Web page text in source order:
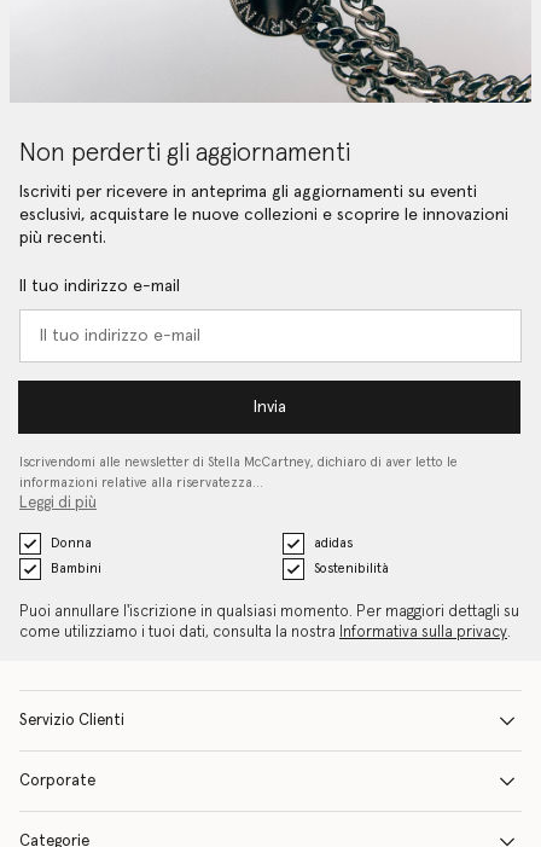
Non perderti gli aggiornamenti
Iscriviti per ricevere in anteprima gli aggiornamenti su eventi
esclusivi, acquistare le nuove collezioni e scoprire le innovazioni
più recenti.
Il tuo indirizzo e-mail
Invia
Iscrivendomi alle newsletter di Stella McCartney, dichiaro di aver letto le
informazioni relative alla riservatezza…
Leggi di più
Donna
adidas
Bambini
Sostenibilità
Puoi annullare l'iscrizione in qualsiasi momento. Per maggiori dettagli su
come utilizziamo i tuoi dati, consulta la nostra
Informativa sulla privacy.
Servizio Clienti
Corporate
Categorie